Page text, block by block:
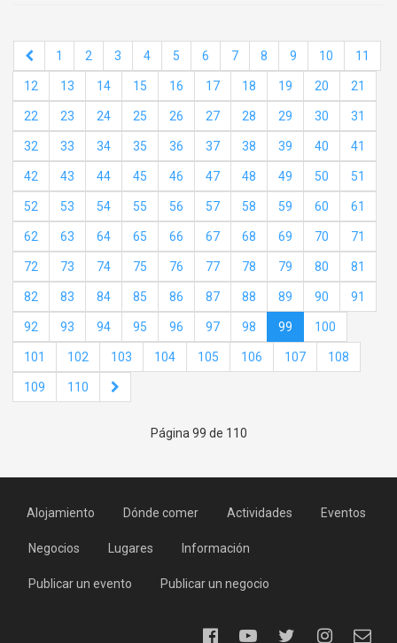
1 2 3 4 5 6 7 8 9 10 11
12 13 14 15 16 17 18 19 20 21
22 23 24 25 26 27 28 29 30 31
32 33 34 35 36 37 38 39 40 41
42 43 44 45 46 47 48 49 50 51
52 53 54 55 56 57 58 59 60 61
62 63 64 65 66 67 68 69 70 71
72 73 74 75 76 77 78 79 80 81
82 83 84 85 86 87 88 89 90 91
92 93 94 95 96 97 98 99 100
101 102 103 104 105 106 107 108
109 110
Página 99 de 110
Alojamiento Dónde comer Actividades Eventos
Negocios Lugares Información
Publicar un evento Publicar un negocio